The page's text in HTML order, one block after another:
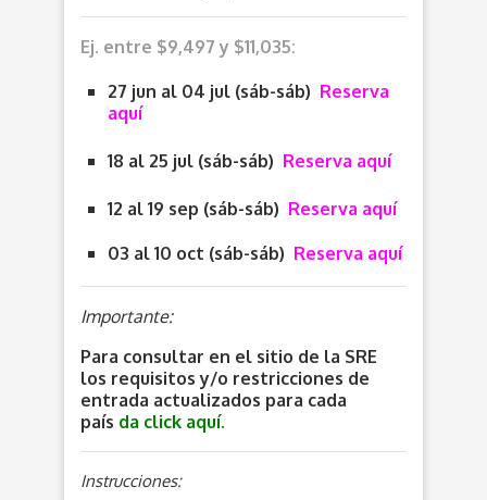
Ej. entre $9,497 y $11,035:
27 jun al 04 jul (sáb-sáb) Reserva
aquí
18 al 25 jul (sáb-sáb) Reserva aquí
12 al 19 sep (sáb-sáb) Reserva aquí
03 al 10 oct (sáb-sáb) Reserva aquí
Importante:
Para consultar en el sitio de la SRE
los requisitos y/o restricciones de
entrada actualizados para cada
país da click aquí.
Instrucciones: